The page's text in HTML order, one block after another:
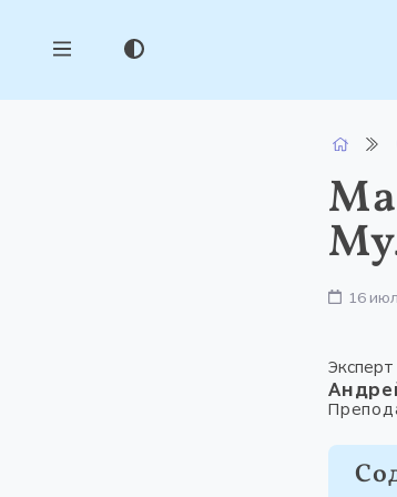
16
Эксперт